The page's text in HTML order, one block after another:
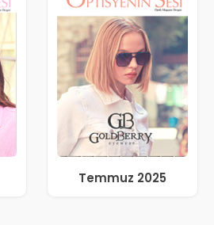
Temmuz 2025